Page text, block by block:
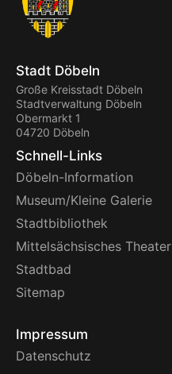
Stadt Döbeln
Große Kreisstadt Döbeln
Stadtverwaltung Döbeln
Obermarkt 1
04720 Döbeln
Schnell-Links
Döbeln-Information
Museum/Kleine Galerie
Stadtbibliothek
Mittelsächsisches Theater
Stadtbad
Sitemap
Impressum
Datenschutz